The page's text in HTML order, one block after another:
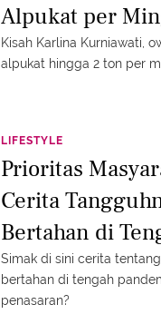
Alpukat per
Kisah Karlina Kurniawati,
alpukat hingga 2 ton per
LIFESTYLE
Prioritas
Cerita
Bertahan di
Simak di sini cerita
bertahan di tengah
penasaran?